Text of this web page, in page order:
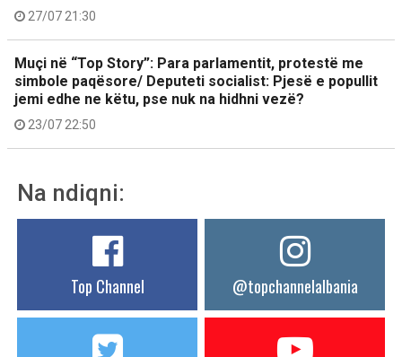
27/07 21:30
Muçi në “Top Story”: Para parlamentit, protestë me
simbole paqësore/ Deputeti socialist: Pjesë e popullit
jemi edhe ne këtu, pse nuk na hidhni vezë?
23/07 22:50
Na ndiqni:
Top Channel @topchannelalbania